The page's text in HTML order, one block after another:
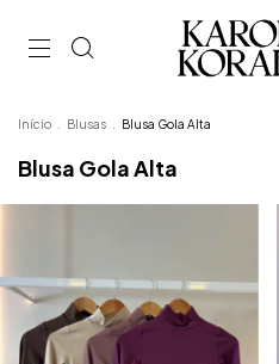
Início Blusas Blusa Gola Alta
Blusa Gola Alta